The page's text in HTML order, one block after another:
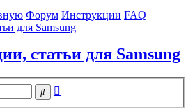
Форум Инструкции FAQ
для Samsung
статьи для Samsung
Поиск